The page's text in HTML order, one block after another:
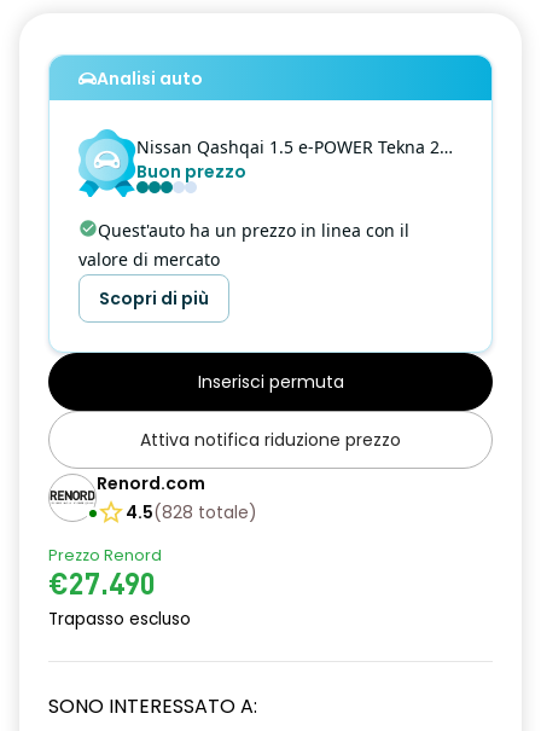
Analisi auto
Nissan Qashqai 1.5 e-POWER Tekna 2WD e-Shifter
Buon prezzo
Quest'auto ha un prezzo in linea con il
valore di mercato
Scopri di più
Inserisci permuta
Attiva notifica riduzione prezzo
Renord.com
4.5(828 totale)
Prezzo Renord
€27.490
Trapasso escluso
SONO INTERESSATO A: